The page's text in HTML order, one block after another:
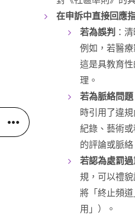
在申訴中直接回應
若為誤判 ：
例如，若醫
這是具教育
理。
若為脈絡問題
時引用了違
紀錄、藝術
的評論或脈
若認為處罰過
規，可以禮
將「終止頻
用」）。